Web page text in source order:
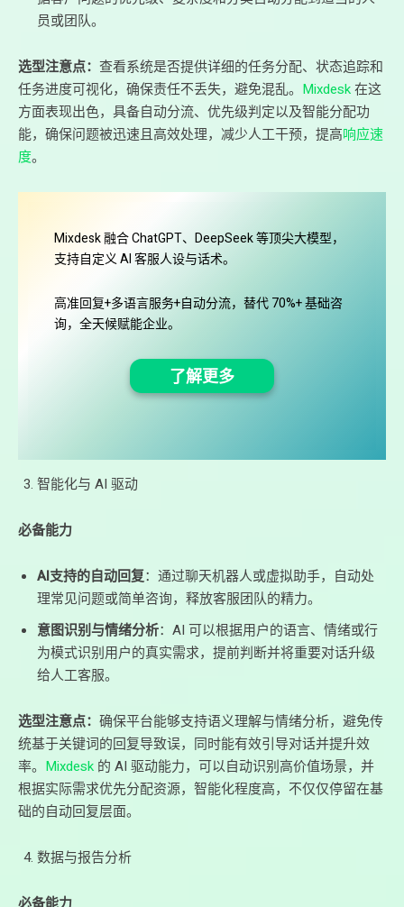
员或团队。
选型注意点： 查看系统是否提供详细的任务分配、状态追踪和
任务进度可视化，确保责任不丢失，避免混乱。 Mixdesk在这
方面表现出色，具备自动分流、优先级判定以及智能分配功
能，确保问题被迅速且高效处理，减少人工干预，提高响应速
度。
Mixdesk 融合 ChatGPT、DeepSeek 等顶尖大模型，
支持自定义 AI 客服人设与话术。
高准回复+多语言服务+自动分流，替代 70%+ 基础咨
询，全天候赋能企业。
了解更多
智能化与 AI 驱动
必备能力
AI支持的自动回复：通过聊天机器人或虚拟助手，自动处
理常见问题或简单咨询，释放客服团队的精力。
意图识别与情绪分析：AI 可以根据用户的语言、情绪或行
为模式识别用户的真实需求，提前判断并将重要对话升级
给人工客服。
选型注意点： 确保平台能够支持语义理解与情绪分析，避免传
统基于关键词的回复导致误，同时能有效引导对话并提升效
率。 Mixdesk 的 AI 驱动能力，可以自动识别高价值场景，并
根据实际需求优先分配资源，智能化程度高，不仅仅停留在基
础的自动回复层面。
数据与报告分析